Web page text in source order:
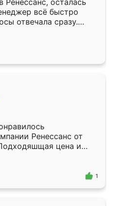
Ренессанс, осталась
всё быстро
отвечала сразу.
субботу, подошёл к
Собрали
аккуратно, даже
Ренессанс от
цена и
Приехавший
Владислав
эскизу самый
1